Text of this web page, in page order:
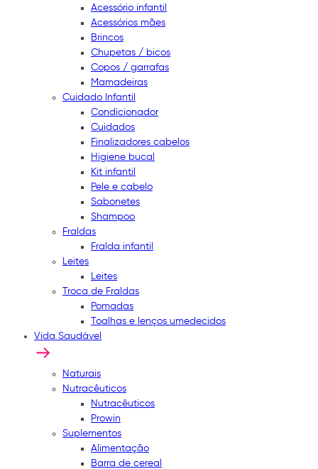
Acessório infantil
Acessórios mães
Brincos
Chupetas / bicos
Copos / garrafas
Mamadeiras
Cuidado Infantil
Condicionador
Cuidados
Finalizadores cabelos
Higiene bucal
Kit infantil
Pele e cabelo
Sabonetes
Shampoo
Fraldas
Fralda infantil
Leites
Leites
Troca de Fraldas
Pomadas
Toalhas e lenços umedecidos
Vida Saudável
Naturais
Nutracêuticos
Nutracêuticos
Prowin
Suplementos
Alimentação
Barra de cereal